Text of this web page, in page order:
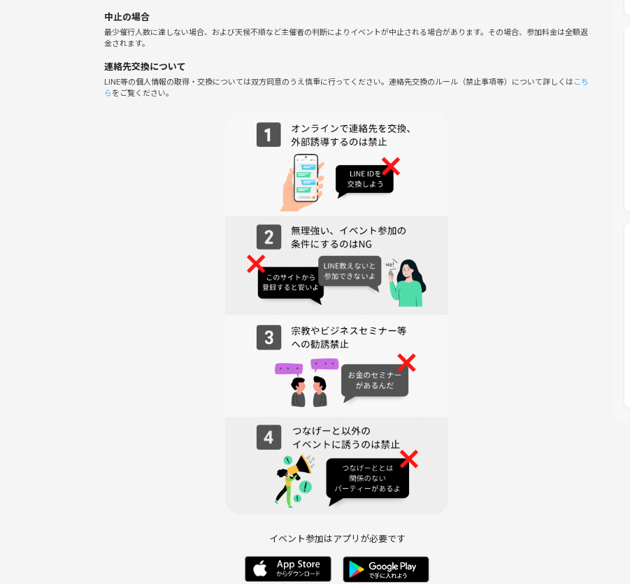
中止の場合
最少催行人数に達しない場合、および天候不順など主催者の判断によりイベントが中止される場合があります。その場合、参加料金は全額返
金されます。
連絡先交換について
LINE等の個人情報の取得・交換については双方同意のうえ慎重に行ってください。連絡先交換のルール（禁止事項等）について詳しくはこち
らをご覧ください。
イベント参加はアプリが必要です